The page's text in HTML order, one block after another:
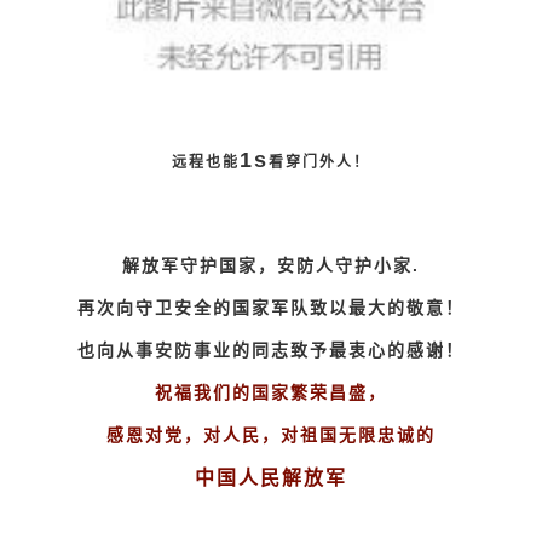
远程也能 1s看穿门外人！
解放军守护国家，安防人守护小家.
再次向守卫安全的国家军队致以最大的敬意！
也向从事安防事业的同志致予最衷心的感谢！
祝福我们的国家繁荣昌盛，
感恩对党，对人民，对祖国无限忠诚的
中国人民解放军